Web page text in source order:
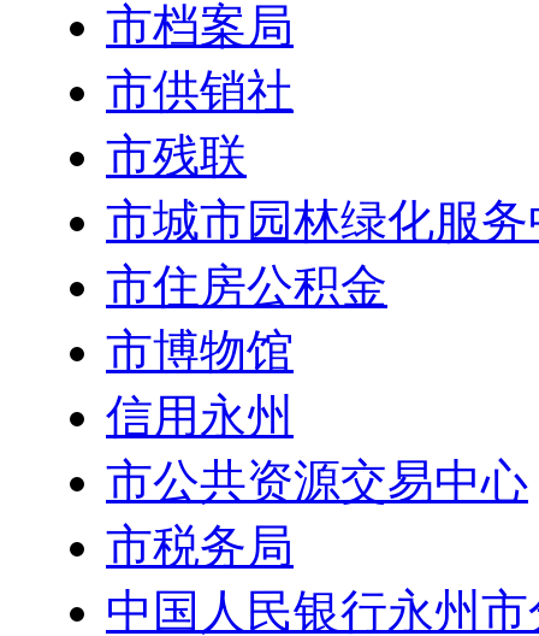
市档案局
市供销社
市残联
市城市园林绿化服
市住房公积金
市博物馆
信用永州
市公共资源交易中心
市税务局
中国人民银行永州